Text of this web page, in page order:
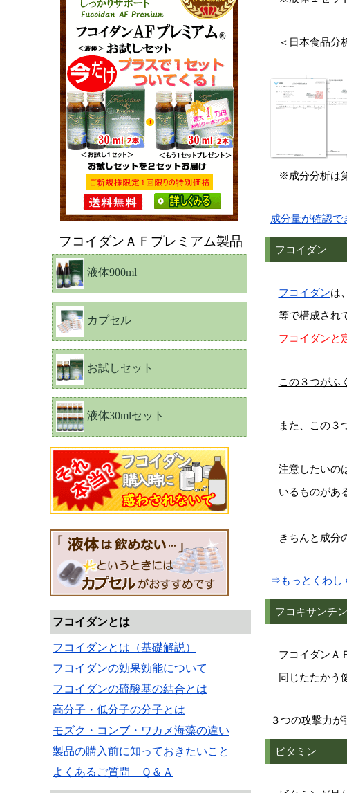
＜日本食品分
※成分分析は
成分量が確認で
フコイダン
フコイダンは
等で構成され
フコイダンと
この３つがふ
また、この３
注意したいの
いるものがあ
きちんと成分
⇒もっとくわし
フコキサンチ
フコイダンＡ
同じたたかう
３つの攻撃力
ビタミン
フコイダンＡＦプレミアム製品
液体900ml
カプセル
お試しセット
液体30mlセット
フコイダンとは
フコイダンとは（基礎解説）
フコイダンの効果効能について
フコイダンの硫酸基の結合とは
高分子・低分子の分子とは
モズク・コンブ・ワカメ海藻の違い
製品の購入前に知っておきたいこと
よくあるご質問 Ｑ＆Ａ